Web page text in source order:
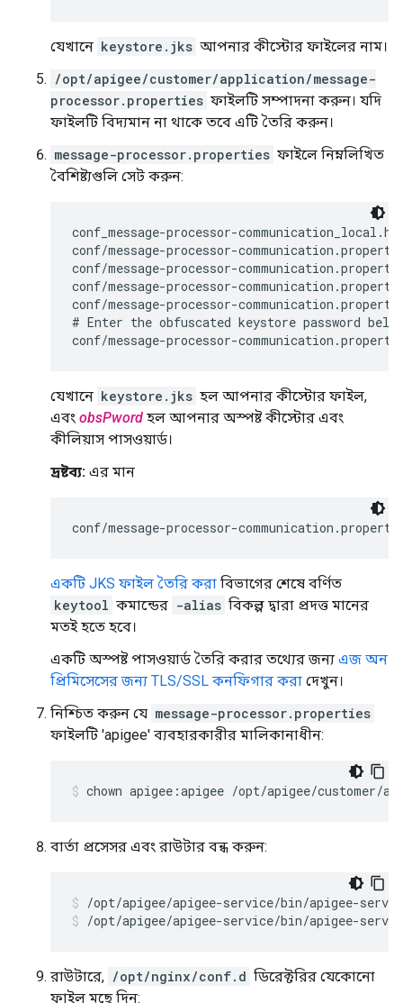
যেখানে keystore.jks আপনার কীস্টোর ফাইলের নাম।
/opt/apigee/customer/application/message-
processor.properties ফাইলটি সম্পাদনা করুন। যদি
ফাইলটি বিদ্যমান না থাকে তবে এটি তৈরি করুন।
message-processor.properties ফাইলে নিম্নলিখিত
বৈশিষ্ট্যগুলি সেট করুন:
conf_message-processor-
conf/message-processor-
conf/message-processor-
conf/message-processor-
conf/message-processor-
# Enter the obfuscated keystore password
conf/message-processor-
যেখানে keystore.jks হল আপনার কীস্টোর ফাইল,
এবং obsPword হল আপনার অস্পষ্ট কীস্টোর এবং
কীলিয়াস পাসওয়ার্ড।
দ্রষ্টব্য: এর মান
conf/message-processor-
একটি JKS ফাইল তৈরি করা বিভাগের শেষে বর্ণিত
keytool কমান্ডের -alias বিকল্প দ্বারা প্রদত্ত মানের
মতই হতে হবে।
একটি অস্পষ্ট পাসওয়ার্ড তৈরি করার তথ্যের জন্য এজ অন
প্রিমিসেসের জন্য TLS/SSL কনফিগার করা দেখুন।
নিশ্চিত করুন যে message-processor.properties
ফাইলটি 'apigee' ব্যবহারকারীর মালিকানাধীন:
chown apigee:apigee /opt/apigee/customer/
বার্তা প্রসেসর এবং রাউটার বন্ধ করুন:
/opt/apigee/apigee-service/bin/apigee-
রাউটারে, /opt/nginx/conf.d ডিরেক্টরির যেকোনো
ফাইল মুছে দিন: